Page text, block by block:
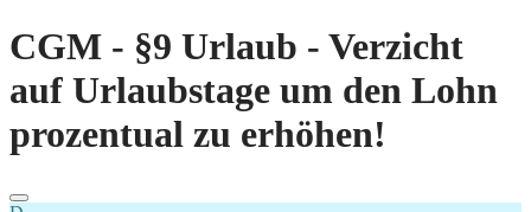
CGM - §9 Urlaub - Verzicht
auf Urlaubstage um den Lohn
prozentual zu erhöhen!